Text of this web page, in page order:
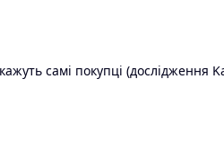
самі покупці (дослідження